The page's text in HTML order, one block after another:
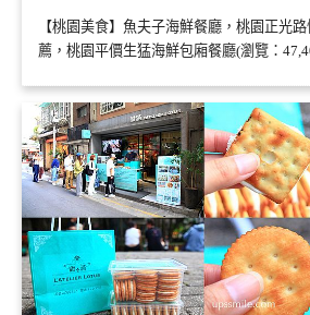
【桃園美食】魚夫子海鮮餐廳，桃園正光
薦，桃園平價生猛海鮮包廂餐廳(瀏覽：